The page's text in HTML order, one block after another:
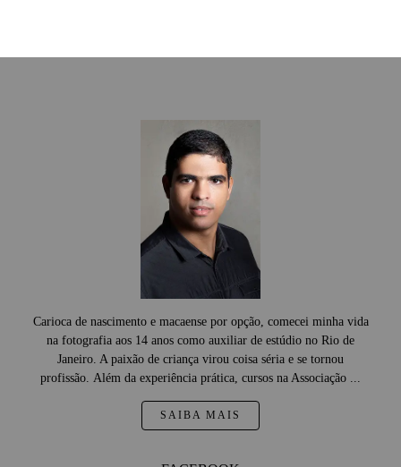
Carioca de nascimento e macaense por opção, comecei minha vida
na fotografia aos 14 anos como auxiliar de estúdio no Rio de
Janeiro. A paixão de criança virou coisa séria e se tornou
profissão. Além da experiência prática, cursos na Associação ...
SAIBA MAIS